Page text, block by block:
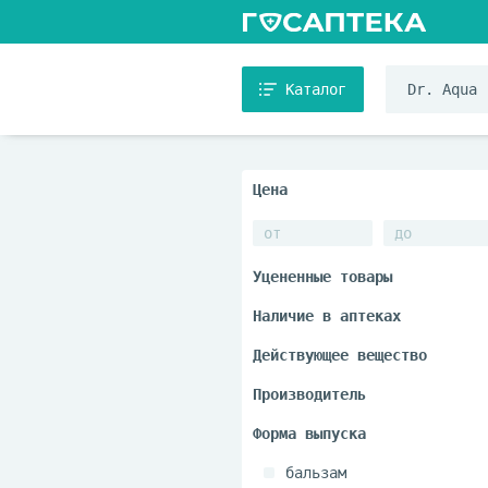
Каталог
бальзам